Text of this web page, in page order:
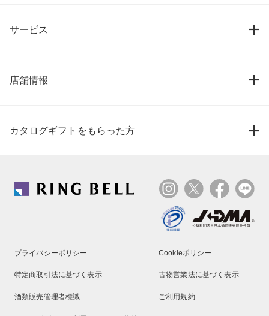
サービス
店舗情報
カタログギフトをもらった方
プライバシーポリシー Cookieポリシー
特定商取引法に基づく表示 古物営業法に基づく表示
酒類販売管理者標識 ご利用規約